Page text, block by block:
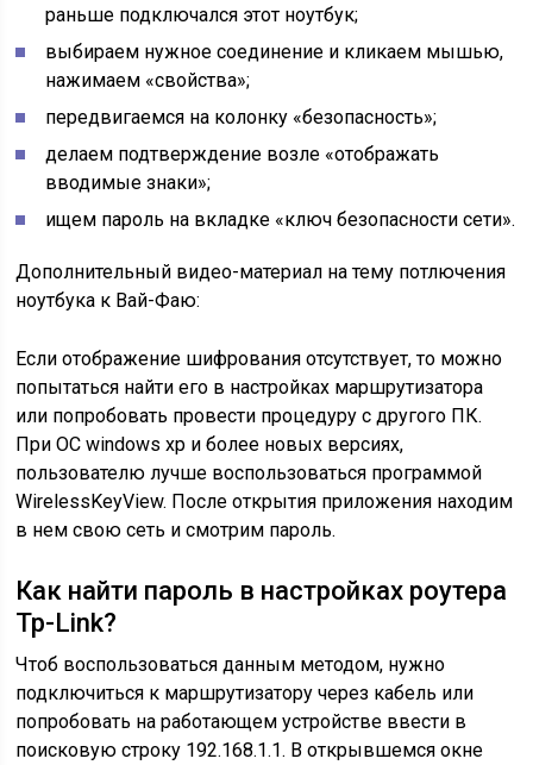
раньше подключался этот ноутбук;
выбираем нужное соединение и кликаем мышью,
нажимаем «свойства»;
передвигаемся на колонку «безопасность»;
делаем подтверждение возле «отображать
вводимые знаки»;
ищем пароль на вкладке «ключ безопасности сети».
Дополнительный видео-материал на тему потлючения
ноутбука к Вай-Фаю:
Если отображение шифрования отсутствует, то можно
попытаться найти его в настройках маршрутизатора
или попробовать провести процедуру с другого ПК.
При ОС windows xp и более новых версиях,
пользователю лучше воспользоваться программой
WirelessKeyView. После открытия приложения находим
в нем свою сеть и смотрим пароль.
Как найти пароль в настройках роутера
Tp-Link?
Чтоб воспользоваться данным методом, нужно
подключиться к маршрутизатору через кабель или
попробовать на работающем устройстве ввести в
поисковую строку 192.168.1.1. В открывшемся окне